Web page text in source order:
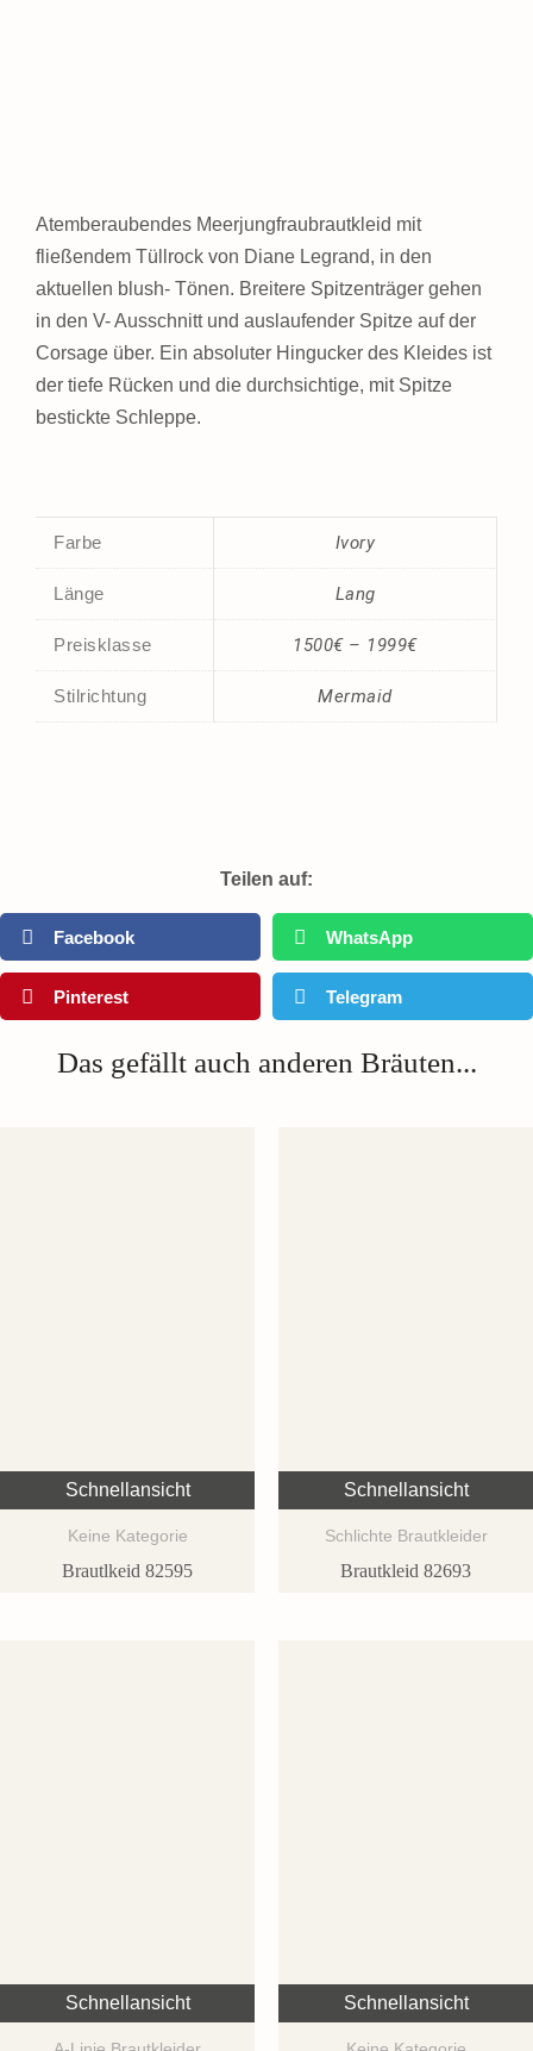
Atemberaubendes Meerjungfraubrautkleid mit
fließendem Tüllrock von Diane Legrand, in den
aktuellen blush- Tönen. Breitere Spitzenträger gehen
in den V- Ausschnitt und auslaufender Spitze auf der
Corsage über. Ein absoluter Hingucker des Kleides ist
der tiefe Rücken und die durchsichtige, mit Spitze
bestickte Schleppe.
Farbe Ivory
Länge Lang
Preisklasse 1500€ – 1999€
Stilrichtung Mermaid
Teilen auf:
Facebook WhatsApp
Pinterest Telegram
Das gefällt auch anderen Bräuten...
Schnellansicht
Keine Kategorie
Brautlkeid 82595
Schnellansicht
Schlichte Brautkleider
Brautkleid 82693
Schnellansicht Schnellansicht